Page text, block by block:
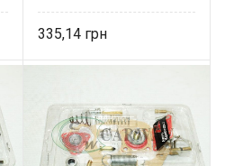
335,14